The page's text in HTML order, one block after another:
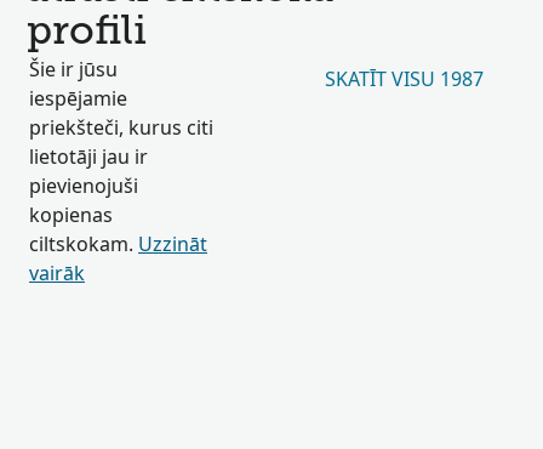
profili
Šie ir jūsu
iespējamie
priekšteči, kurus citi
lietotāji jau ir
pievienojuši
kopienas
ciltskokam. Uzzināt
vairāk
SKATĪT VISU 1987